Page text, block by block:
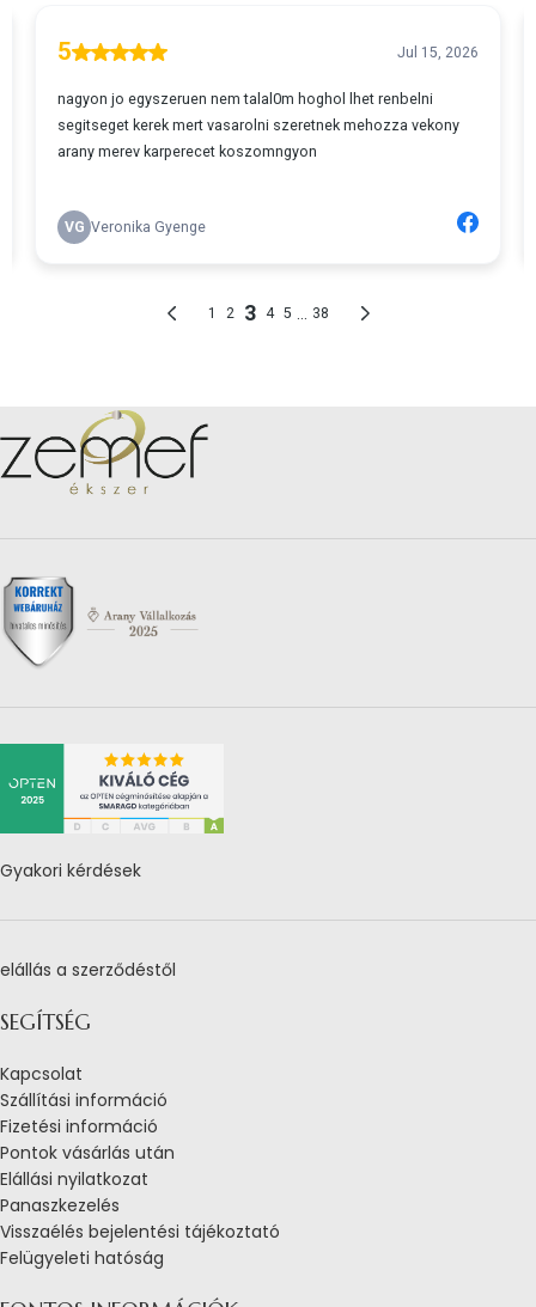
Gyakori kérdések
elállás a szerződéstől
SEGÍTSÉG
Kapcsolat
Szállítási információ
Fizetési információ
Pontok vásárlás után
Elállási nyilatkozat
Panaszkezelés
Visszaélés bejelentési tájékoztató
Felügyeleti hatóság